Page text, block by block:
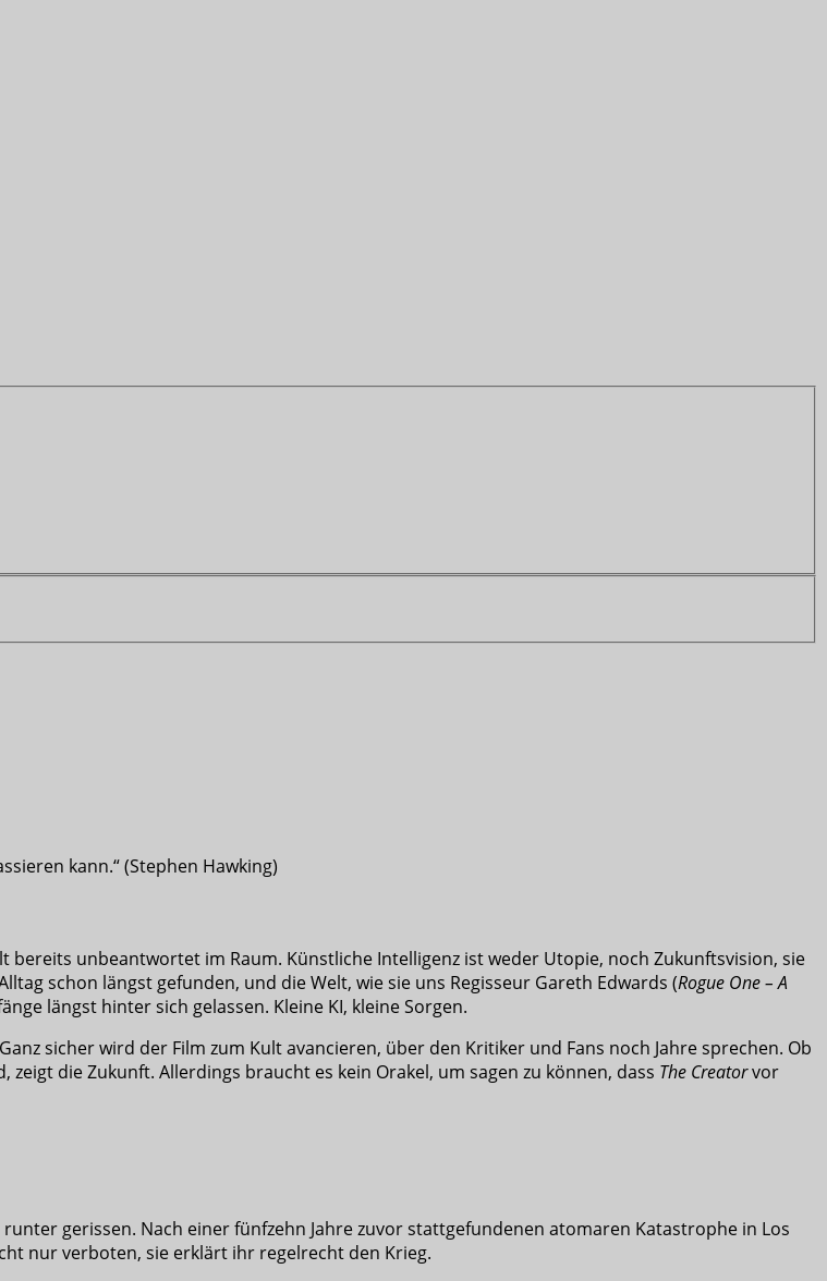
kann.“ (Stephen Hawking)
bereits unbeantwortet im Raum. Künstliche Intelligenz ist weder Utopie, noch Zukunftsvision, sie
schon längst gefunden, und die Welt, wie sie uns Regisseur Gareth Edwards (Rogue One – A
längst hinter sich gelassen. Kleine KI, kleine Sorgen.
sicher wird der Film zum Kult avancieren, über den Kritiker und Fans noch Jahre sprechen. Ob
die Zukunft. Allerdings braucht es kein Orakel, um sagen zu können, dass The Creatorvor
gerissen. Nach einer fünfzehn Jahre zuvor stattgefundenen atomaren Katastrophe in Los
nur verboten, sie erklärt ihr regelrecht den Krieg.